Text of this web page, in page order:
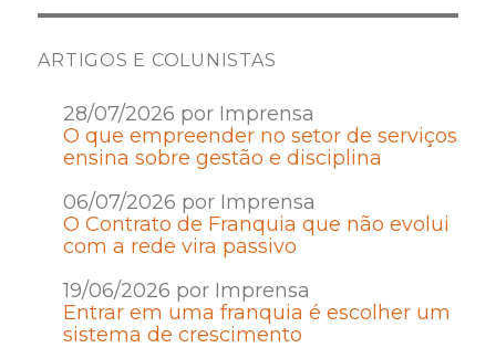
ARTIGOS E COLUNISTAS
28/07/2026 por Imprensa
O que empreender no setor de serviços
ensina sobre gestão e disciplina
06/07/2026 por Imprensa
O Contrato de Franquia que não evolui
com a rede vira passivo
19/06/2026 por Imprensa
Entrar em uma franquia é escolher um
sistema de crescimento